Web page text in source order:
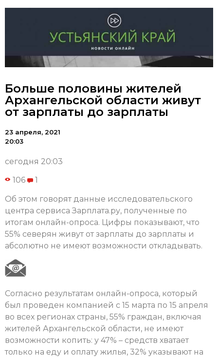
Больше половины жителей
Архангельской области живут
от зарплаты до зарплаты
23 апреля, 2021
20:03
сегодня 20:03
106 1
Об этом говорят данные исследовательского
центра сервиса Зарплата.ру, полученные по
итогам онлайн-опроса. Цифры показывают, что
55% северян живут от зарплаты до зарплаты и
абсолютно не имеют возможности откладывать.
Согласно результатам онлайн-опроса, который
был проведен компанией с 15 марта по 15 апреля
во всех регионах страны, 55% граждан, включая
жителей Архангельской области, не имеют
возможности копить: у 47% – средств хватает
только на еду и оплату жилья, 32% указывают на